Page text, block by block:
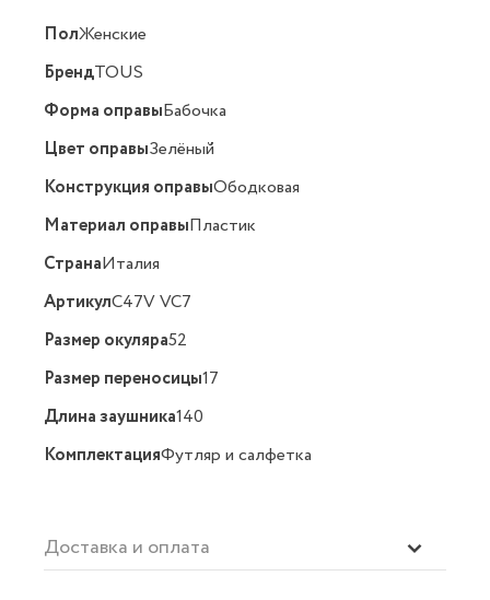
ПолЖенские
БрендTOUS
Форма оправыБабочка
Цвет оправыЗелёный
Конструкция оправыОбодковая
Материал оправыПластик
СтранаИталия
АртикулC47V VC7
Размер окуляра52
Размер переносицы17
Длина заушника140
КомплектацияФутляр и салфетка
Доставка и оплата